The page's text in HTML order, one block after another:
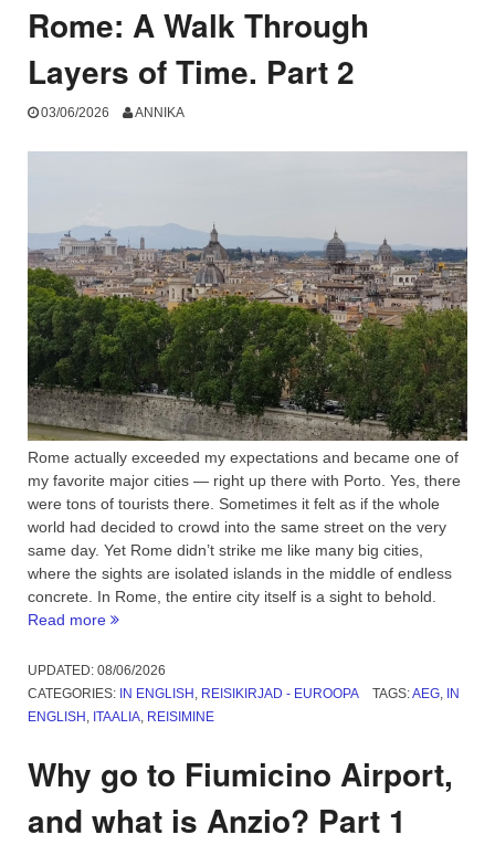
Anzio?
osa”
Rome: A Walk Through
Layers of Time. Part 2
03/06/2026 ANNIKA
Rome actually exceeded my expectations and became one of
my favorite major cities — right up there with Porto. Yes, there
were tons of tourists there. Sometimes it felt as if the whole
world had decided to crowd into the same street on the very
same day. Yet Rome didn’t strike me like many big cities,
where the sights are isolated islands in the middle of endless
concrete. In Rome, the entire city itself is a sight to behold.
Read more “Rome:
Walk
Through
Layers
Part
UPDATED: 08/06/2026
CATEGORIES: IN ENGLISH , REISIKIRJAD - EUROOPA TAGS:AEG, IN
ENGLISH , ITAALIA, REISIMINE
Why go to Fiumicino Airport,
and what is Anzio? Part 1